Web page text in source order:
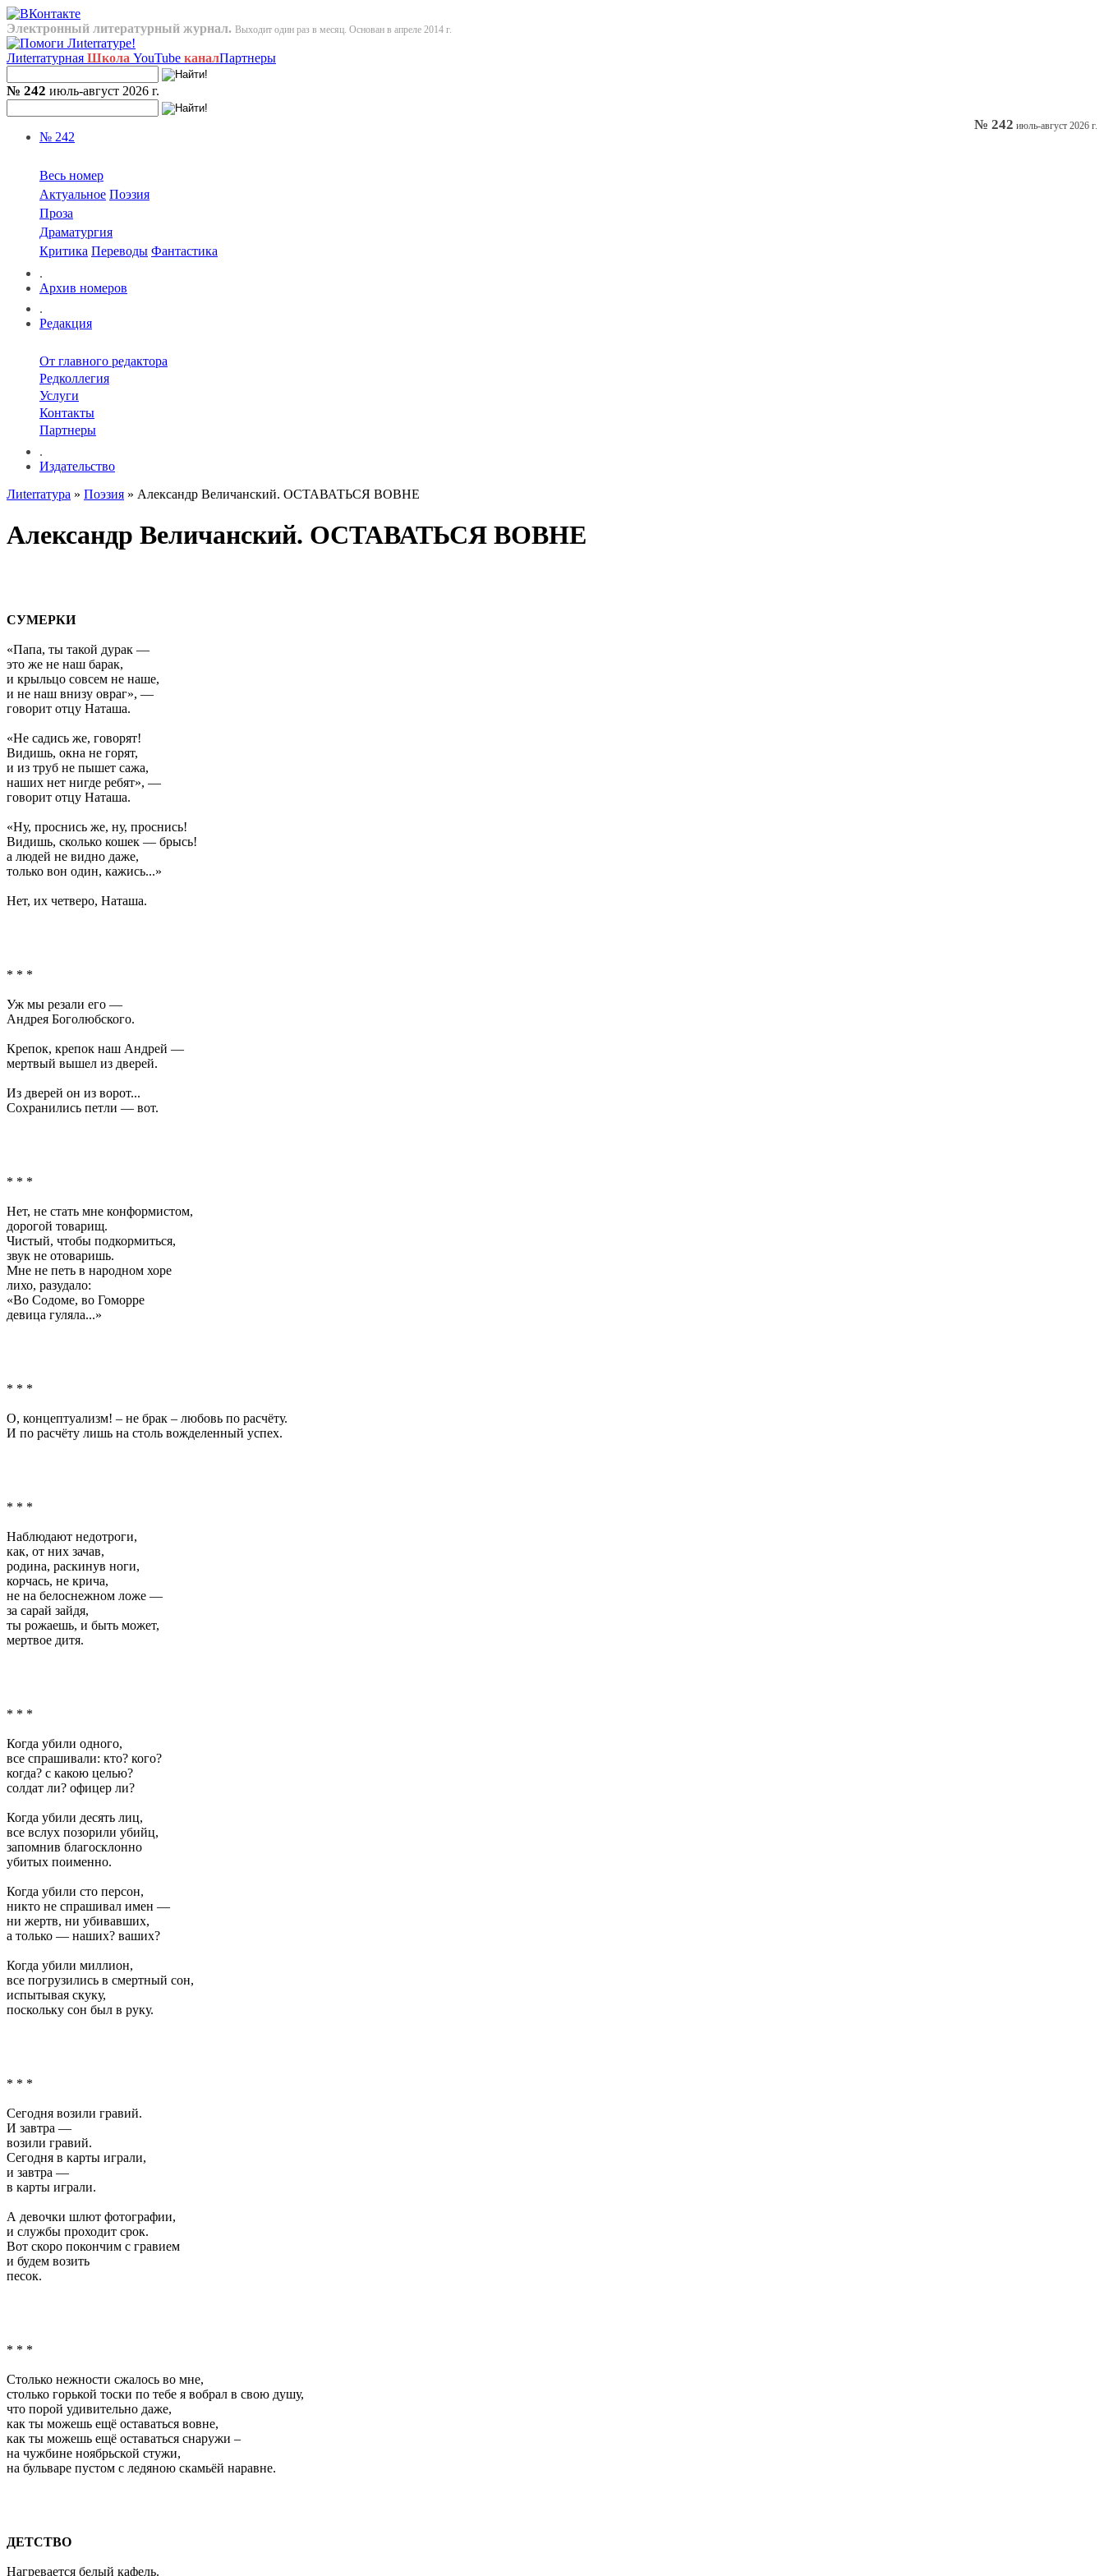
Электронный литературный журнал. Выходит один раз в месяц. Основан в апреле 2014 г.
Лиterraтурная Школа YouTube каналПартнеры
№ 242 июль-август 2026 г.
№ 242
Весь номер
Актуальное Поэзия
Проза
Драматургия
Критика Переводы Фантастика
.
Архив номеров
.
Редакция
От главного редактора
Редколлегия
Услуги
Контакты
Партнеры
.
Издательство
№ 242 июль-август 2026 г.
Лиterraтура » Поэзия » Александр Величанский. ОСТАВАТЬСЯ ВОВНЕ
Александр Величанский. ОСТАВАТЬСЯ ВОВНЕ
СУМЕРКИ
«Папа, ты такой дурак —
это же не наш барак,
и крыльцо совсем не наше,
и не наш внизу овраг», —
говорит отцу Наташа.
«Не садись же, говорят!
Видишь, окна не горят,
и из труб не пышет сажа,
наших нет нигде ребят», —
говорит отцу Наташа.
«Ну, проснись же, ну, проснись!
Видишь, сколько кошек — брысь!
а людей не видно даже,
только вон один, кажись...»
Нет, их четверо, Наташа.
* * *
Уж мы резали его —
Андрея Боголюбского.
Крепок, крепок наш Андрей —
мертвый вышел из дверей.
Из дверей он из ворот...
Сохранились петли — вот.
* * *
Нет, не стать мне конформистом,
дорогой товарищ.
Чистый, чтобы подкормиться,
звук не отоваришь.
Мне не петь в народном хоре
лихо, разудало:
«Во Содоме, во Гоморре
девица гуляла...»
* * *
О, концептуализм! – не брак – любовь по расчёту.
И по расчёту лишь на столь вожделенный успех.
* * *
Наблюдают недотроги,
как, от них зачав,
родина, раскинув ноги,
корчась, не крича,
не на белоснежном ложе —
за сарай зайдя,
ты рожаешь, и быть может,
мертвое дитя.
* * *
Когда убили одного,
все спрашивали: кто? кого?
когда? с какою целью?
солдат ли? офицер ли?
Когда убили десять лиц,
все вслух позорили убийц,
запомнив благосклонно
убитых поименно.
Когда убили сто персон,
никто не спрашивал имен —
ни жертв, ни убивавших,
а только — наших? ваших?
Когда убили миллион,
все погрузились в смертный сон,
испытывая скуку,
поскольку сон был в руку.
* * *
Сегодня возили гравий.
И завтра —
возили гравий.
Сегодня в карты играли,
и завтра —
в карты играли.
А девочки шлют фотографии,
и службы проходит срок.
Вот скоро покончим с гравием
и будем возить
песок.
* * *
Столько нежности сжалось во мне,
столько горькой тоски по тебе я вобрал в свою душу,
что порой удивительно даже,
как ты можешь ещё оставаться вовне,
как ты можешь ещё оставаться снаружи –
на чужбине ноябрьской стужи,
на бульваре пустом с ледяною скамьёй наравне.
ДЕТСТВО
Нагревается белый кафель.